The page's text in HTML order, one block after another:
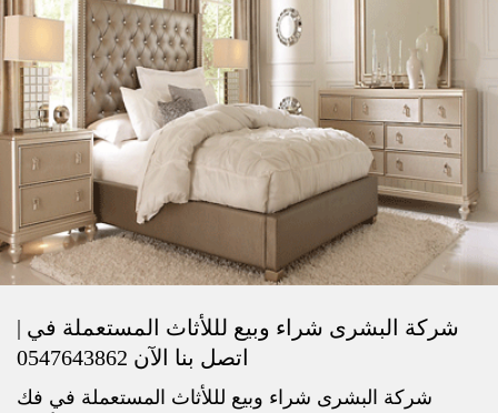
شركة البشرى شراء وبيع لللأثاث المستعملة في |
اتصل بنا الآن 0547643862
شركة البشرى شراء وبيع لللأثاث المستعملة في فك